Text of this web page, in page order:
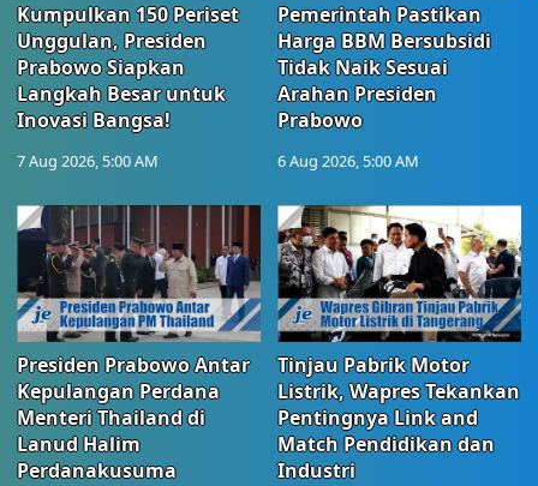
Kumpulkan 150 Periset
Unggulan, Presiden
Prabowo Siapkan
Langkah Besar untuk
Inovasi Bangsa!
7 Aug 2026, 5:00 AM
Pemerintah Pastikan
Harga BBM Bersubsidi
Tidak Naik Sesuai
Arahan Presiden
Prabowo
6 Aug 2026, 5:00 AM
Presiden Prabowo Antar
Kepulangan Perdana
Menteri Thailand di
Lanud Halim
Perdanakusuma
Tinjau Pabrik Motor
Listrik, Wapres Tekankan
Pentingnya Link and
Match Pendidikan dan
Industri